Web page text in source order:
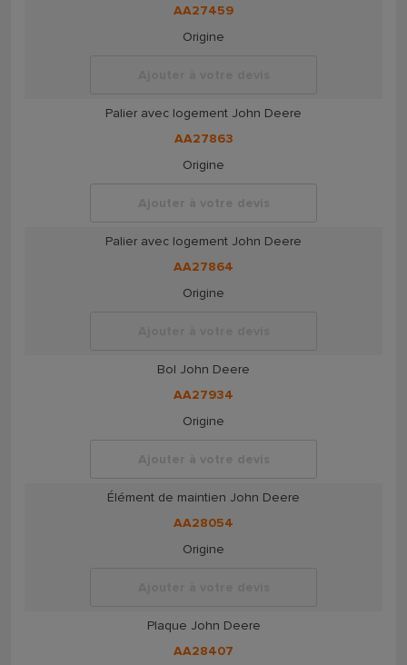
AA27459
Origine
Palier avec logement John Deere
AA27863
Origine
Ajouter à votre devis
Palier avec logement John Deere
AA27864
Origine
Bol John Deere
AA27934
Origine
Ajouter à votre devis
Élément de maintien John Deere
AA28054
Origine
Plaque John Deere
AA28407